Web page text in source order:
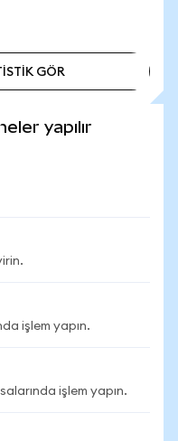
GÖR
yapılır
işlem yapın.
işlem yapın.